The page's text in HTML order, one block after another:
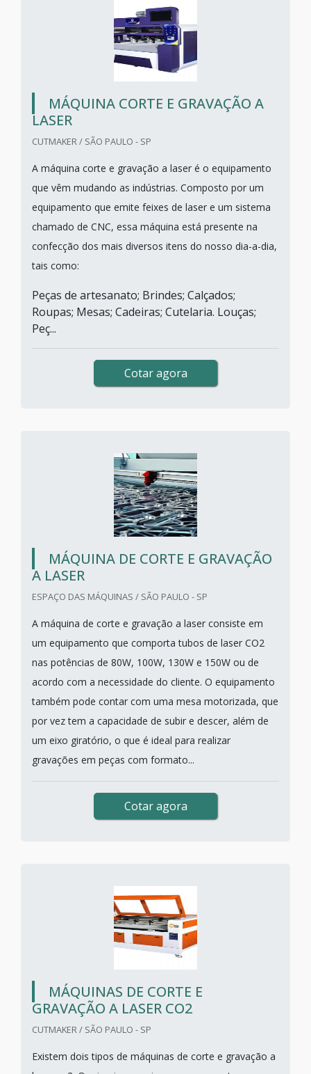
MÁQUINA CORTE E GRAVAÇÃO A
LASER
CUTMAKER / SÃO PAULO - SP
A máquina corte e gravação a laser é o equipamento
que vêm mudando as indústrias. Composto por um
equipamento que emite feixes de laser e um sistema
chamado de CNC, essa máquina está presente na
confecção dos mais diversos itens do nosso dia-a-dia,
tais como:
Peças de artesanato; Brindes; Calçados;
Roupas; Mesas; Cadeiras; Cutelaria. Louças;
Peç...
Cotar agora
MÁQUINA DE CORTE E GRAVAÇÃO
A LASER
ESPAÇO DAS MÁQUINAS / SÃO PAULO - SP
A máquina de corte e gravação a laser consiste em
um equipamento que comporta tubos de laser CO2
nas potências de 80W, 100W, 130W e 150W ou de
acordo com a necessidade do cliente. O equipamento
também pode contar com uma mesa motorizada, que
por vez tem a capacidade de subir e descer, além de
um eixo giratório, o que é ideal para realizar
gravações em peças com formato...
Cotar agora
MÁQUINAS DE CORTE E
GRAVAÇÃO A LASER CO2
CUTMAKER / SÃO PAULO - SP
Existem dois tipos de máquinas de corte e gravação a